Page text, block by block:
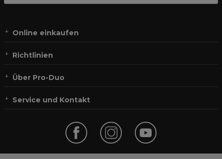
Online einkaufen
Richtlinien
Über Pro-Duo
Service und Kontakt